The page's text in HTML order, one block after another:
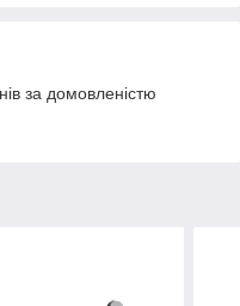
за домовленістю